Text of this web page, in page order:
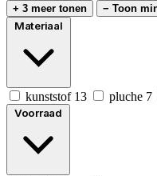
+ 3 meer tonen − Toon
Materiaal
kunststof 13 pluche 7
Voorraad